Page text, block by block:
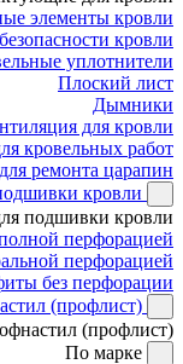
элементы кровли
кровли
уплотнители
Плоский лист
Дымники
для кровли
кровельных работ
ремонта царапин
кровли
подшивки кровли
перфорацией
перфорацией
без перфорации
(профлист)
(профлист)
По марке